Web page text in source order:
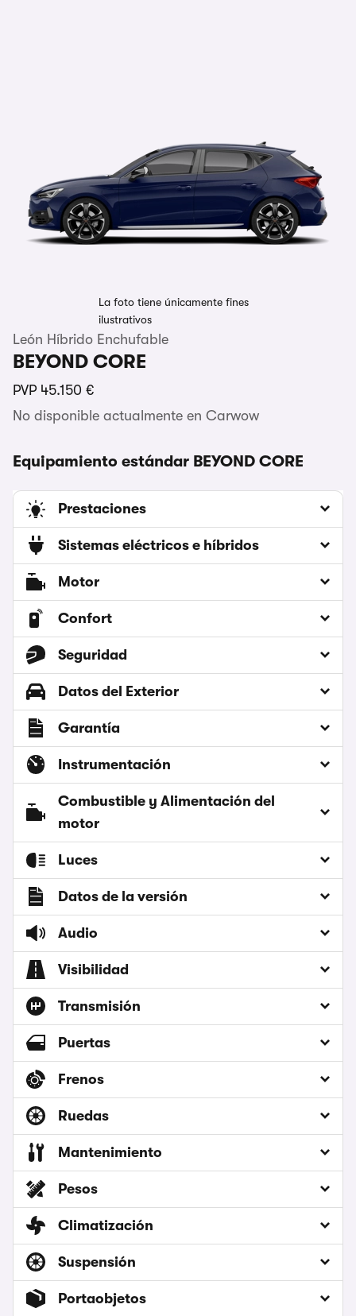
La foto tiene únicamente fines
ilustrativos
León Híbrido Enchufable
BEYOND CORE
PVP 45.150 €
No disponible actualmente en Carwow
Equipamiento estándar BEYOND CORE
Prestaciones
Sistemas eléctricos e híbridos
Motor
Confort
Seguridad
Datos del Exterior
Garantía
Instrumentación
Combustible y Alimentación del
motor
Luces
Datos de la versión
Audio
Visibilidad
Transmisión
Puertas
Frenos
Ruedas
Mantenimiento
Pesos
Climatización
Suspensión
Portaobjetos